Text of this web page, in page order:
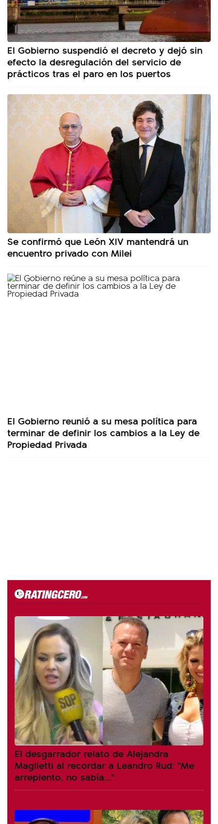
El Gobierno suspendió el decreto y dejó sin
efecto la desregulación del servicio de
prácticos tras el paro en los puertos
Se confirmó que León XIV mantendrá un
encuentro privado con Milei
El Gobierno reunió a su mesa política para
terminar de definir los cambios a la Ley de
Propiedad Privada
El desgarrador relato de Alejandra
Maglietti al recordar a Leandro Rud: "Me
arrepiento, no sabía..."